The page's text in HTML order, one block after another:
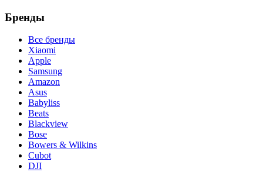
Бренды
Все бренды
Xiaomi
Apple
Samsung
Amazon
Asus
Babyliss
Beats
Blackview
Bose
Bowers & Wilkins
Cubot
DJI